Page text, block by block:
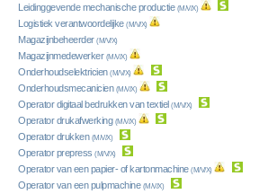
Leidinggevende mechanische productie (M/V/X)
Logistiek verantwoordelijke (M/V/X)
Magazijnbeheerder (M/V/X)
Magazijnmedewerker (M/V/X)
Onderhoudselektricien (M/V/X)
Onderhoudsmecanicien (M/V/X)
Operator digitaal bedrukken van textiel (M/V/X)
Operator drukafwerking (M/V/X)
Operator drukken (M/V/X)
Operator prepress (M/V/X)
Operator van een papier- of kartonmachine (M/V/X)
Operator van een pulpmachine (M/V/X)